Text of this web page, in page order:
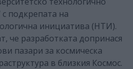
подкрепата на
инициатива (НТИ).
че разработката допринася
пазари за космическа
в близкия Космос.